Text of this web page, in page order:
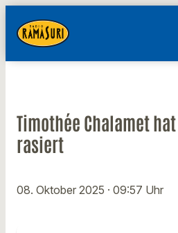
Timothée Chalamet
rasiert
08. Oktober 2025 · 09:57 Uhr